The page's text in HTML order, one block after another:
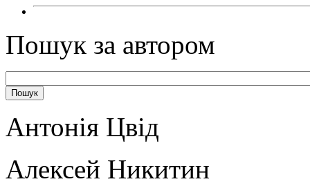
Пошук за автором
Антонія Цвід
Алексей Никитин